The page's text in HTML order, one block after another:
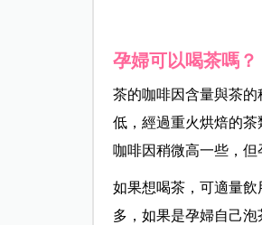
孕婦可以喝茶嗎？
茶的咖啡因含量與茶
低，經過重火烘焙的
咖啡因稍微高一些，但
如果想喝茶，可適量飲
多，如果是孕婦自己泡